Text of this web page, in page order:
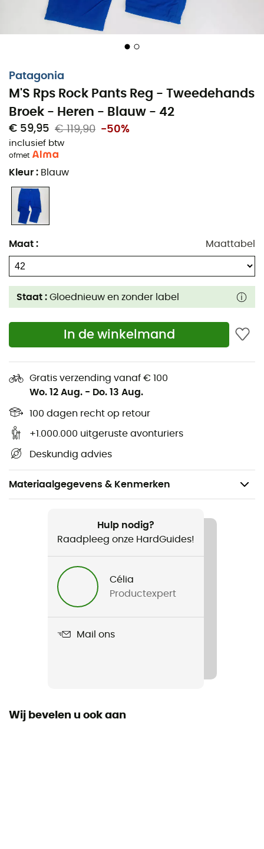
Patagonia
M'S Rps Rock Pants Reg - Tweedehands
Broek - Heren - Blauw - 42
€ 59,95 € 119,90 -50%
inclusief btw
ofmet
Kleur : Blauw
Maat : Maattabel
Staat : Gloednieuw en zonder label
In de winkelmand
Gratis verzending vanaf € 100
Wo. 12 Aug. - Do. 13 Aug.
100 dagen recht op retour
+1.000.000 uitgeruste avonturiers
Deskundig advies
Materiaalgegevens & Kenmerken
M'S Rps Rock Pants Reg
Hulp nodig?
Raadpleeg onze HardGuides!
Célia
Productexpert
Mail ons
Wij bevelen u ook aan